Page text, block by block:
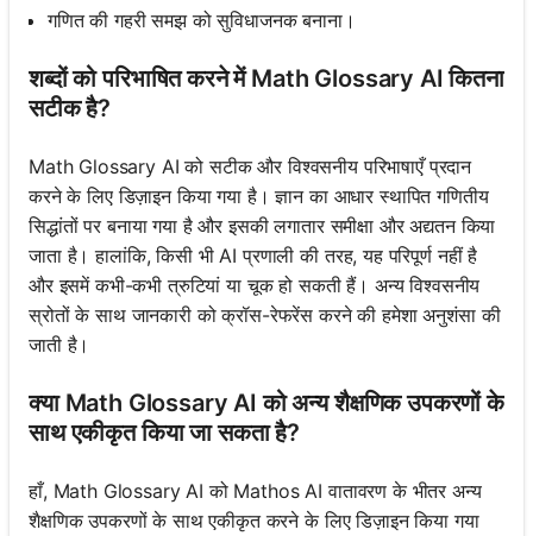
गणित की गहरी समझ को सुविधाजनक बनाना।
शब्दों को परिभाषित करने में Math Glossary AI कितना
सटीक है?
Math Glossary AI को सटीक और विश्वसनीय परिभाषाएँ प्रदान
करने के लिए डिज़ाइन किया गया है। ज्ञान का आधार स्थापित गणितीय
सिद्धांतों पर बनाया गया है और इसकी लगातार समीक्षा और अद्यतन किया
जाता है। हालांकि, किसी भी AI प्रणाली की तरह, यह परिपूर्ण नहीं है
और इसमें कभी-कभी त्रुटियां या चूक हो सकती हैं। अन्य विश्वसनीय
स्रोतों के साथ जानकारी को क्रॉस-रेफरेंस करने की हमेशा अनुशंसा की
जाती है।
क्या Math Glossary AI को अन्य शैक्षणिक उपकरणों के
साथ एकीकृत किया जा सकता है?
हाँ, Math Glossary AI को Mathos AI वातावरण के भीतर अन्य
शैक्षणिक उपकरणों के साथ एकीकृत करने के लिए डिज़ाइन किया गया